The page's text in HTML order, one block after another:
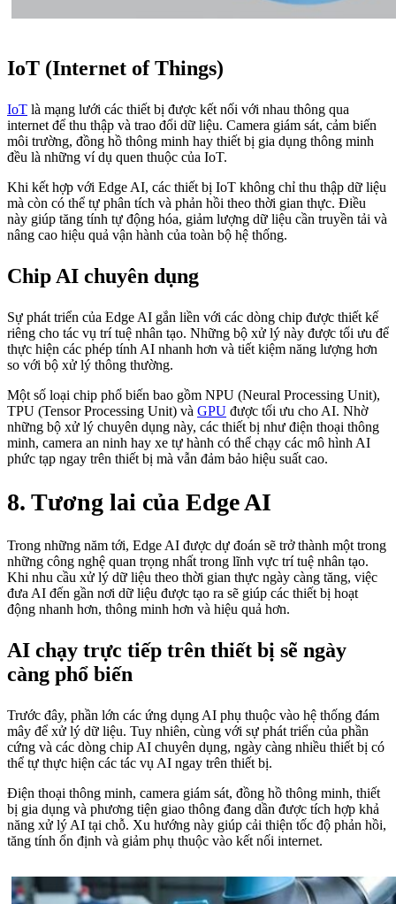
IoT (Internet of Things)
IoT là mạng lưới các thiết bị được kết nối với nhau thông qua
internet để thu thập và trao đổi dữ liệu. Camera giám sát, cảm biến
môi trường, đồng hồ thông minh hay thiết bị gia dụng thông minh
đều là những ví dụ quen thuộc của IoT.
Khi kết hợp với Edge AI, các thiết bị IoT không chỉ thu thập dữ liệu
mà còn có thể tự phân tích và phản hồi theo thời gian thực. Điều
này giúp tăng tính tự động hóa, giảm lượng dữ liệu cần truyền tải và
nâng cao hiệu quả vận hành của toàn bộ hệ thống.
Chip AI chuyên dụng
Sự phát triển của Edge AI gắn liền với các dòng chip được thiết kế
riêng cho tác vụ trí tuệ nhân tạo. Những bộ xử lý này được tối ưu để
thực hiện các phép tính AI nhanh hơn và tiết kiệm năng lượng hơn
so với bộ xử lý thông thường.
Một số loại chip phổ biến bao gồm NPU (Neural Processing Unit),
TPU (Tensor Processing Unit) và GPU được tối ưu cho AI. Nhờ
những bộ xử lý chuyên dụng này, các thiết bị như điện thoại thông
minh, camera an ninh hay xe tự hành có thể chạy các mô hình AI
phức tạp ngay trên thiết bị mà vẫn đảm bảo hiệu suất cao.
8. Tương lai của Edge AI
Trong những năm tới, Edge AI được dự đoán sẽ trở thành một trong
những công nghệ quan trọng nhất trong lĩnh vực trí tuệ nhân tạo.
Khi nhu cầu xử lý dữ liệu theo thời gian thực ngày càng tăng, việc
đưa AI đến gần nơi dữ liệu được tạo ra sẽ giúp các thiết bị hoạt
động nhanh hơn, thông minh hơn và hiệu quả hơn.
AI chạy trực tiếp trên thiết bị sẽ ngày
càng phổ biến
Trước đây, phần lớn các ứng dụng AI phụ thuộc vào hệ thống đám
mây để xử lý dữ liệu. Tuy nhiên, cùng với sự phát triển của phần
cứng và các dòng chip AI chuyên dụng, ngày càng nhiều thiết bị có
thể tự thực hiện các tác vụ AI ngay trên thiết bị.
Điện thoại thông minh, camera giám sát, đồng hồ thông minh, thiết
bị gia dụng và phương tiện giao thông đang dần được tích hợp khả
năng xử lý AI tại chỗ. Xu hướng này giúp cải thiện tốc độ phản hồi,
tăng tính ổn định và giảm phụ thuộc vào kết nối internet.